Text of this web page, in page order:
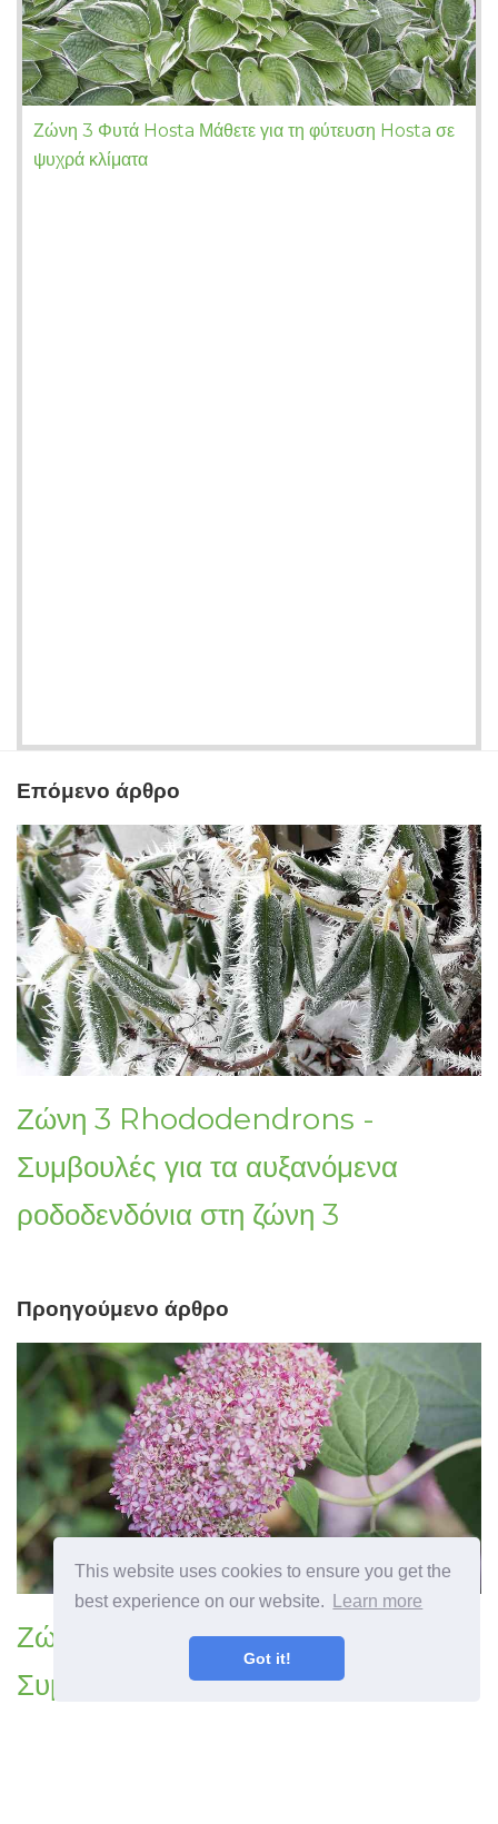
This website uses cookies to ensure you get the
best experience on our website.
Learn more
Got it!
Ζώνη 3 Φυτά Hosta Μάθετε για τη φύτευση Hosta σε
ψυχρά κλίματα
Επόμενο άρθρο
Ζώνη 3 Rhododendrons -
Συμβουλές για τα αυξανόμενα
ροδοδενδόνια στη ζώνη 3
Προηγούμενο άρθρο
Ζώνη 3 ποικιλίες ορτανσίας -
Συμβουλές για τις ορτανσίες που